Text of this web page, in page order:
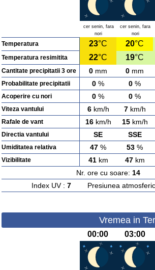
cer senin, fara
nori
cer senin, fara
nori
Temperatura 23°C 20°C
Temperatura resimitita 22°C 19°C
Cantitate precipitatii 3 ore 0 mm 0 mm
Probabilitate precipitatii 0 % 0 %
Acoperire cu nori 0 % 0 %
Viteza vantului 6km/h 7km/h
Rafale de vant 16km/h 15km/h
Directia vantului SE SSE
Umiditatea relativa 47 % 53 %
Vizibilitate 41km 47km
Nr. ore cu soare: 14
Index UV : 7Presiunea
Vremea in
00:00 03:00